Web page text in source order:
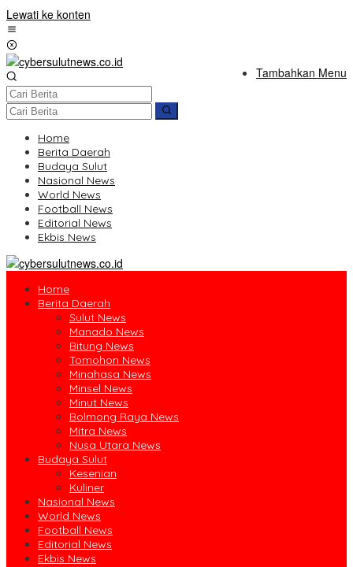
Lewati ke konten
Tambahkan Menu
Home
Berita Daerah
Budaya Sulut
Nasional News
World News
Football News
Editorial News
Ekbis News
Home
Berita Daerah
Sulut News
Manado News
Bitung News
Tomohon News
Minahasa News
Minsel News
Minut News
Bolmong Raya News
Mitra News
Nusa Utara News
Budaya Sulut
Kesenian
Kuliner
Nasional News
World News
Football News
Editorial News
Ekbis News